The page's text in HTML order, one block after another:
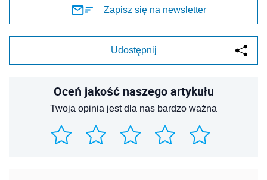
Zapisz się na newsletter
Udostępnij
Oceń jakość naszego artykułu
Twoja opinia jest dla nas bardzo ważna